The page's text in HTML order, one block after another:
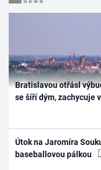
Bratislavou otřásl
se šíří dým, zachycuje
Útok na Jaromíra
baseballovou pálkou